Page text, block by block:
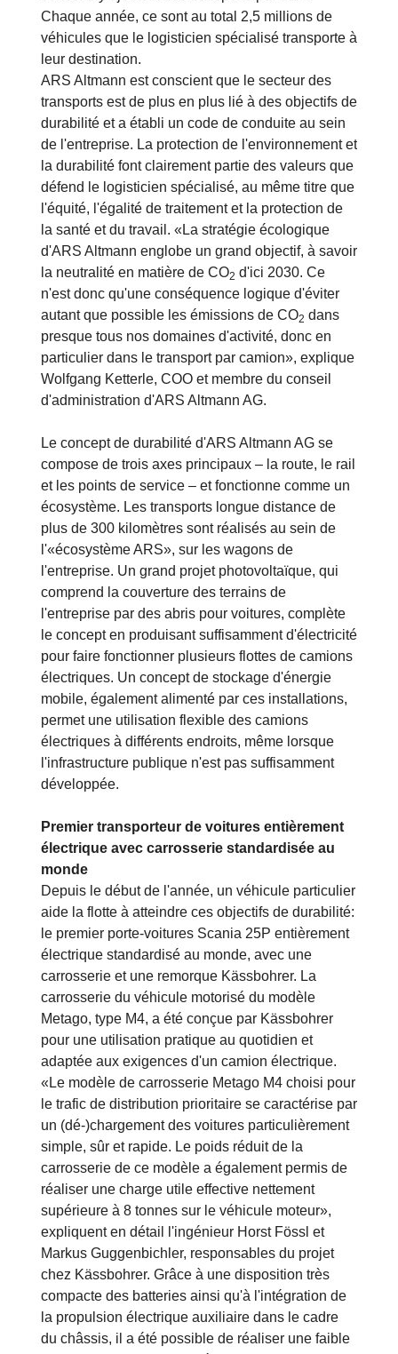
en mains privées. Chaque jour, 650 camions
spéciaux transportent des voitures de toutes
sortes. S'y ajoutent des transports par train.
Chaque année, ce sont au total 2,5 millions de
véhicules que le logisticien spécialisé transporte à
leur destination.
ARS Altmann est conscient que le secteur des
transports est de plus en plus lié à des objectifs de
durabilité et a établi un code de conduite au sein
de l'entreprise. La protection de l'environnement et
la durabilité font clairement partie des valeurs que
défend le logisticien spécialisé, au même titre que
l'équité, l'égalité de traitement et la protection de
la santé et du travail. «La stratégie écologique
d'ARS Altmann englobe un grand objectif, à savoir
la neutralité en matière de CO2
d'ici 2030. Ce
n'est donc qu'une conséquence logique d'éviter
autant que possible les émissions de CO
2
dans
presque tous nos domaines d'activité, donc en
Wolfgang Ketterle, COO et membre du conseil
d'administration d'ARS Altmann AG.
Le concept de durabilité d'ARS Altmann AG se
compose de trois axes principaux – la route, le rail
et les points de service – et fonctionne comme un
écosystème. Les transports longue distance de
plus de 300 kilomètres sont réalisés au sein de
l'«écosystème ARS», sur les wagons de
l'entreprise. Un grand projet photovoltaïque, qui
comprend la couverture des terrains de
l'entreprise par des abris pour voitures, complète
le concept en produisant suffisamment d'électricité
pour faire fonctionner plusieurs flottes de camions
électriques. Un concept de stockage d'énergie
mobile, également alimenté par ces installations,
permet une utilisation flexible des camions
l'infrastructure publique n'est pas suffisamment
développée.
Premier transporteur de voitures entièrement
électrique avec carrosserie standardisée au
monde
Depuis le début de l'année, un véhicule particulier
aide la flotte à atteindre ces objectifs de durabilité:
le premier porte-voitures Scania 25P entièrement
électrique standardisé au monde, avec une
carrosserie et une remorque Kässbohrer. La
carrosserie du véhicule motorisé du modèle
Metago, type M4, a été conçue par Kässbohrer
pour une utilisation pratique au quotidien et
adaptée aux exigences d'un camion électrique.
«Le modèle de carrosserie Metago M4 choisi pour
le trafic de distribution prioritaire se caractérise par
un (dé-)chargement des voitures particulièrement
simple, sûr et rapide. Le poids réduit de la
carrosserie de ce modèle a également permis de
réaliser une charge utile effective nettement
supérieure à 8 tonnes sur le véhicule moteur»,
expliquent en détail l'ingénieur Horst Fössl et
Markus Guggenbichler, responsables du projet
chez Kässbohrer. Grâce à une disposition très